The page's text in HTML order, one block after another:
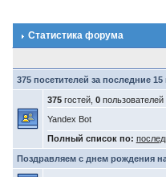
Статистика форума
375 посетителей за последние 15
375гостей, 0пользователей
Yandex Bot
Полный список по:
Поздравляем с днем рождения